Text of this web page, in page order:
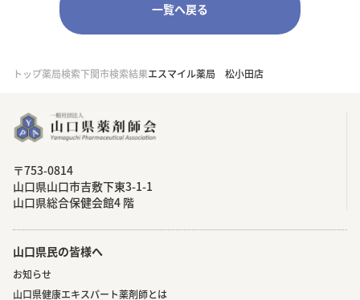
一覧へ戻る
トップ薬局検索下関市検索結果エスマイル薬局 松小田店
〒753-0814
⼭⼝県⼭⼝市吉敷下東3-1-1
⼭⼝県総合保健会館4 階
山口県民の皆様へ
お知らせ
山口県健康エキスパート薬剤師とは